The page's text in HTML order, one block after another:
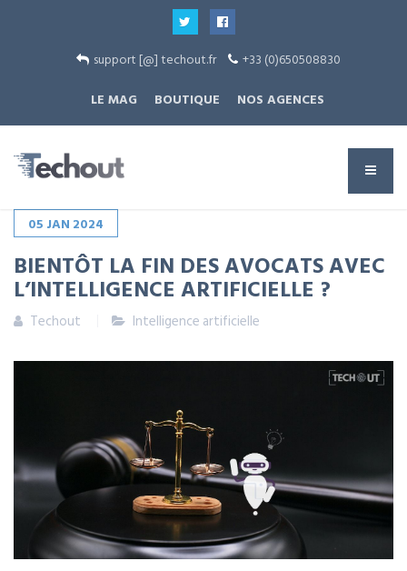
support [@] techout.fr
+33 (0)650508830
LE MAG
BOUTIQUE NOS AGENCES
05 JAN 2024
BIENTÔT LA FIN DES AVOCATS AVEC
L’INTELLIGENCE ARTIFICIELLE ?
Techout Intelligence artificielle